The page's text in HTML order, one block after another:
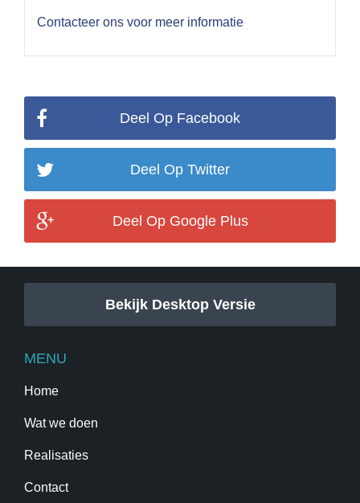
Contacteer ons voor meer informatie
Deel Op Facebook
Deel Op Twitter
Deel Op Google Plus
Bekijk Desktop Versie
MENU
Home
Wat we doen
Realisaties
Contact